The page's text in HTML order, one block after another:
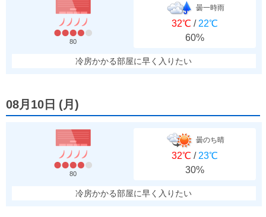
80
曇一時雨
32℃ / 22℃
60%
冷房かかる部屋に早く入りたい
08月10日 (月 )
80
曇のち晴
32℃ / 23℃
30%
冷房かかる部屋に早く入りたい